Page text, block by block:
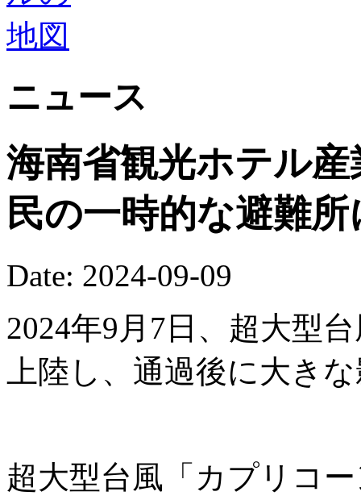
ニュース
海南省観光ホ​​テル
民の一時的な避難
Date: 2024-09-09
2024年9月7日、超大型
上陸し、通過後に大き
超大型台風「カプリコ